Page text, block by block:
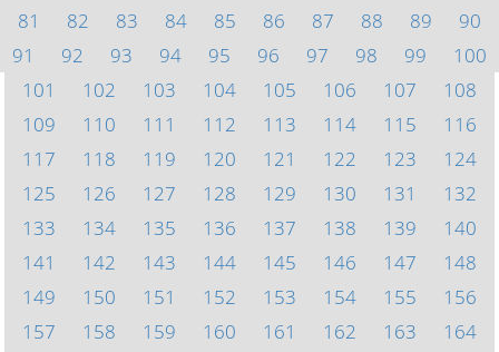
81
82 83 84 85 86 87 88 89
90
91
92 93 94 95 96 97 98 99
100
101
102 103 104 105 106 107
108
109
110 111 112 113 114 115
116
117
118 119 120 121 122 123
124
125
126 127 128 129 130 131
132
133
134 135 136 137 138 139
140
141
142 143 144 145 146 147
148
149
150 151 152 153 154 155
156
157
158 159 160 161 162 163
164